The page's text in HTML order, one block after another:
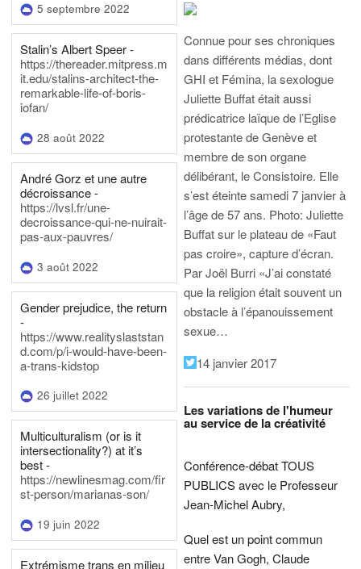
5 septembre 2022
Stalin’s Albert Speer -
https://thereader.mitpress.m
it.edu/stalins-architect-the-
remarkable-life-of-boris-
iofan/
28 août 2022
André Gorz et une autre
décroissance -
https://lvsl.fr/une-
decroissance-qui-ne-nuirait-
pas-aux-pauvres/
3 août 2022
Gender prejudice, the return
-
https://www.realityslaststan
d.com/p/i-would-have-been-
a-trans-kidstop
26 juillet 2022
Multiculturalism (or is it
intersectionality?) at it’s
best -
https://newlinesmag.com/fir
st-person/marianas-son/
19 juin 2022
Extrémisme trans en milieu
Connue pour ses chroniques
dans différents médias, dont
GHI et Fémina, la sexologue
Juliette Buffat était aussi
prédicatrice laïque de l’Eglise
protestante de Genève et
membre de son organe
délibérant, le Consistoire. Elle
s’est éteinte samedi 7 janvier à
l’âge de 57 ans. Photo: Juliette
Buffat sur le plateau de «Faut
pas croire», capture d’écran.
Par Joël Burri «J’ai constaté
que la religion était souvent un
obstacle à l’épanouissement
sexue…
14 janvier 2017
Les variations de l'humeur
au service de la créativité
Conférence-débat TOUS
PUBLICS avec le Professeur
Jean-Michel Aubry,
Quel est un point commun
entre Van Gogh, Claude